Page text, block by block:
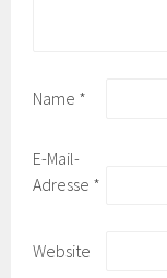
Name *
E-Mail-
Adresse *
Website